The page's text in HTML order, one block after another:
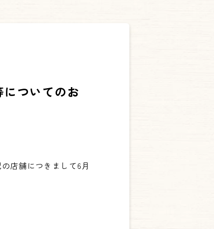
ついてのお
店舗につきまして6月